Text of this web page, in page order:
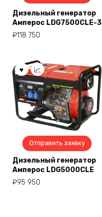
Дизельный генератор
Амперос LDG7500СLE-3
₽118 750
Отправить заявку
Дизельный генератор
Амперос LDG5000СLE
₽95 950